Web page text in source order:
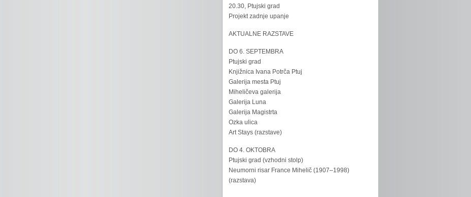
20.30, Ptujski grad
Projekt zadnje upanje
AKTUALNE RAZSTAVE
DO 6. SEPTEMBRA
Ptujski grad
Knjižnica Ivana Potrča Ptuj
Galerija mesta Ptuj
Miheličeva galerija
Galerija Luna
Galerija Magistrta
Ozka ulica
Art Stays (razstave)
DO 4. OKTOBRA
Ptujski grad (vzhodni stolp)
Neumorni risar France Mihelič (1907–1998)
(razstava)